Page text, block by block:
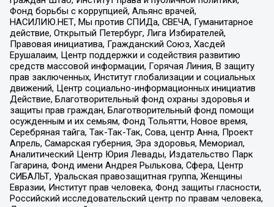
Фонд борьбы с коррупцией, Альянс врачей,
НАСИЛИЮ.НЕТ, Мы против СПИДа, СВЕЧА, Гуманитарное
действие, Открытый Петербург, Лига Избирателей,
Правовая инициатива, Гражданский Союз, Хасдей
Ерушалаим, Центр поддержки и содействия развитию
средств массовой информации, Горячая Линия, В защиту
прав заключенных, Институт глобализации и социальных
движений, Центр социально-информационных инициатив
Действие, Благотворительный фонд охраны здоровья и
защиты прав граждан, Благотворительный фонд помощи
осужденным и их семьям, Фонд Тольятти, Новое время,
Серебряная тайга, Так-Так-Так, Сова, центр Анна, Проект
Апрель, Самарская губерния, Эра здоровья, Мемориал,
Аналитический Центр Юрия Левады, Издательство Парк
Гагарина, Фонд имени Андрея Рылькова, Сфера, Центр
СИБАЛЬТ, Уральская правозащитная группа, Женщины
Евразии, Институт прав человека, Фонд защиты гласности,
Российский исследовательский центр по правам человека,